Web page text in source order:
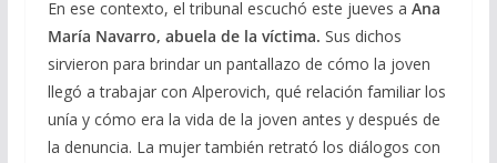
En ese contexto, el tribunal escuchó este jueves a Ana
María Navarro, abuela de la víctima. Sus dichos
sirvieron para brindar un pantallazo de cómo la joven
llegó a trabajar con Alperovich, qué relación familiar los
unía y cómo era la vida de la joven antes y después de
la denuncia. La mujer también retrató los diálogos con